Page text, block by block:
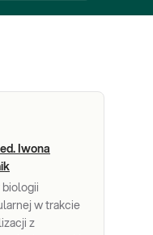
Iwona
biologii
w trakcie
z